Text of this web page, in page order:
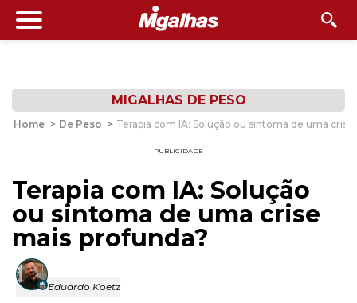
MIGALHAS DE PESO
Home > De Peso > Terapia com IA: Solução ou sintoma de uma
PUBLICIDADE
Terapia com IA: Solução
ou sintoma de uma crise
mais profunda?
Eduardo Koetz